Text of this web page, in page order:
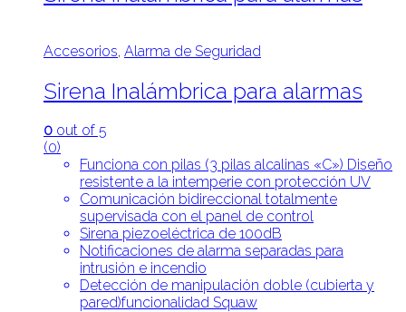
Accesorios, Alarma de Seguridad
Sirena Inalámbrica para alarmas
0 out of 5
(0)
Funciona con pilas (3 pilas alcalinas «C») Diseño
resistente a la intemperie con protección UV
Comunicación bidireccional totalmente
supervisada con el panel de control
Sirena piezoeléctrica de 100dB
Notificaciones de alarma separadas para
intrusión e incendio
Detección de manipulación doble (cubierta y
pared)funcionalidad Squaw